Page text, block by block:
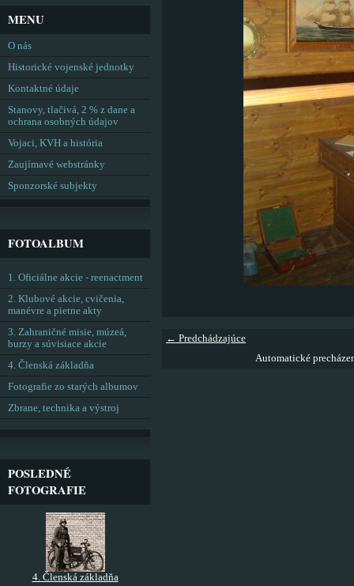
← Predchádzajúce
Automatické
MENU
O nás
Historické vojenské jednotky
Kontaktné údaje
Stanovy, tlačivá, 2 % z dane a
ochrana osobných údajov
Vojaci, KVH a história
Zaujímavé webstránky
Sponzorské subjekty
FOTOALBUM
1. Oficiálne akcie - reenactment
2. Klubové akcie, cvičenia,
manévre a pietne akty
3. Zahraničné misie, múzeá,
burzy a súvisiace akcie
4. Členská základňa
Fotografie zo starých albumov
Zbrane, technika a výstroj
POSLEDNÉ
FOTOGRAFIE
4. Členská základňa